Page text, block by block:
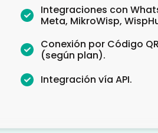
Integraciones con
Meta, MikroWisp,
Conexión por Código
(según plan).
Integración vía API.